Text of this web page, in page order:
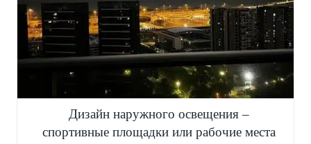
Дизайн наружного освещения –
спортивные площадки или рабочие места